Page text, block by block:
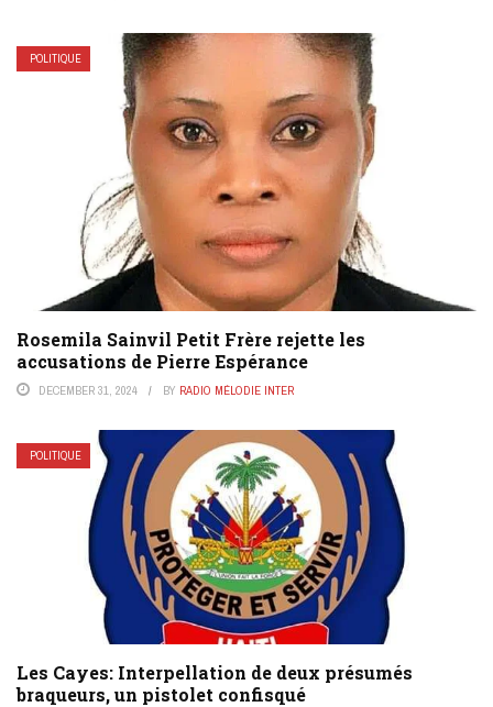
POLITIQUE
Rosemila Sainvil Petit Frère rejette les
accusations de Pierre Espérance
DECEMBER 31, 2024 BY RADIO MÉLODIE INTER
POLITIQUE
Les Cayes: Interpellation de deux présumés
braqueurs, un pistolet confisqué